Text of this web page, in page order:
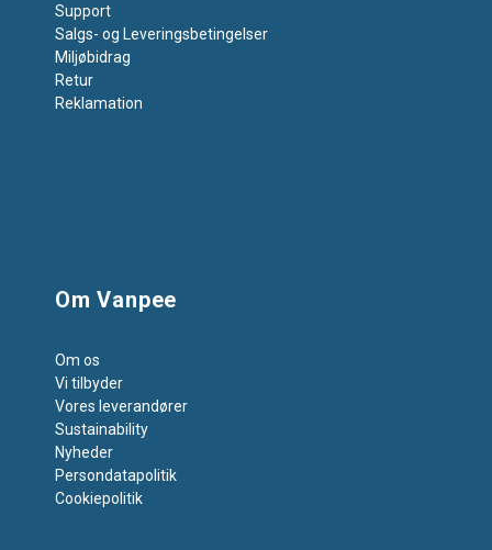
Support
Salgs- og Leveringsbetingelser
Miljøbidrag
Retur
Reklamation
Om Vanpee
Om os
Vi tilbyder
Vores leverandører
Sustainability
Nyheder
Persondatapolitik
Cookiepolitik